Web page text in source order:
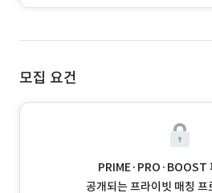
모집 요건
PRIME·PRO·BOOST
공개되는 프라이빗 매칭 프